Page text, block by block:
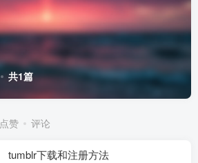
共1篇
点赞 评论
tumblr下载和注册方法